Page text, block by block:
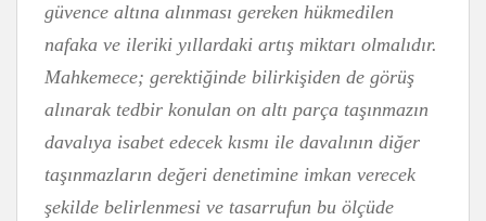
güvence altına alınması gereken hükmedilen
nafaka ve ileriki yıllardaki artış miktarı olmalıdır.
Mahkemece; gerektiğinde bilirkişiden de görüş
alınarak tedbir konulan on altı parça taşınmazın
davalıya isabet edecek kısmı ile davalının diğer
taşınmazların değeri denetimine imkan verecek
şekilde belirlenmesi ve tasarrufun bu ölçüde